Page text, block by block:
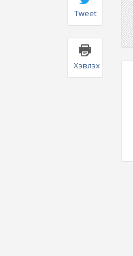
Tweet
Хэвлэх